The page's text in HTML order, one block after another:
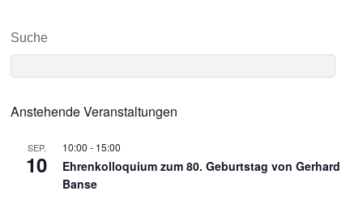
Suche
Anstehende Veranstaltungen
SEP.
10
10:00 - 15:00
Ehrenkolloquium zum 80. Geburtstag von Gerhard
Banse